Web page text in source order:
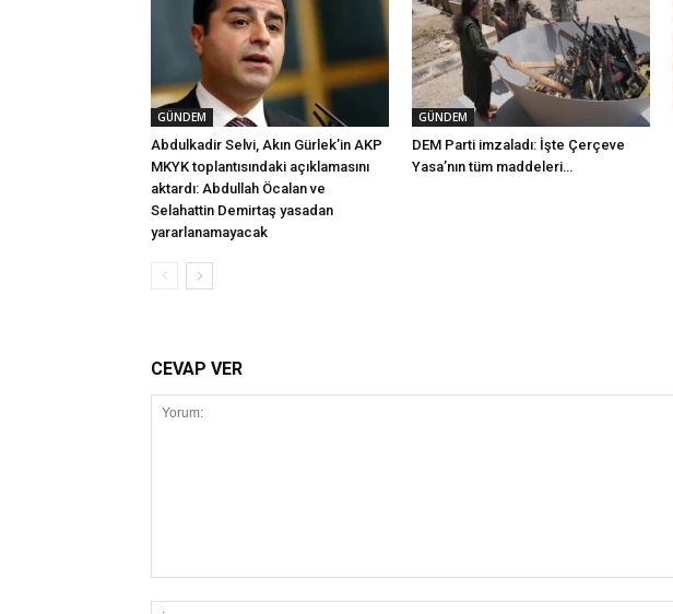
GÜNDEM
Abdulkadir Selvi, Akın Gürlek’in AKP
MKYK toplantısındaki açıklamasını
aktardı: Abdullah Öcalan ve
Selahattin Demirtaş yasadan
yararlanamayacak
GÜNDEM
DEM Parti imzaladı: İşte Çerçeve
Yasa’nın tüm maddeleri…
CEVAP VER